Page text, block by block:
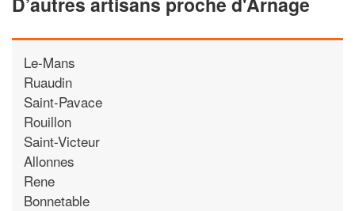
Le-Mans
Ruaudin
Saint-Pavace
Rouillon
Saint-Victeur
Allonnes
Rene
Bonnetable